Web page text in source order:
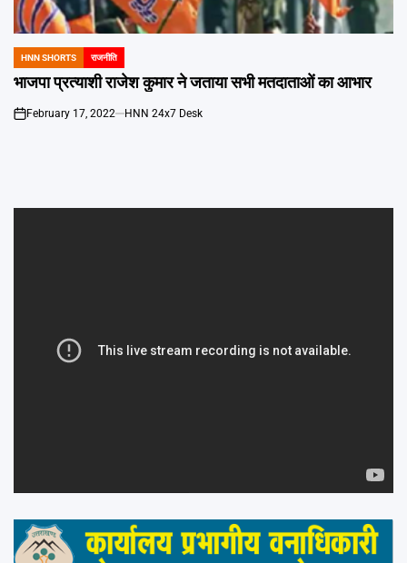
POSTED
IN
HNN SHORTS राजनीति
भाजपा प्रत्याशी राजेश कुमार ने जताया सभी मतदाताओं का आभार
on
February 17, 2022 HNN 24x7 Desk